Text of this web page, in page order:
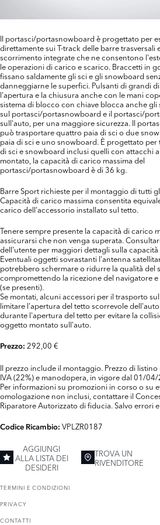
Il portasci/portasnowboard è progettato per
direttamente sui T-track delle barre trasversali
scorrimento integrate che ne consentono
le operazioni di carico e scarico. Braccetti in
fissano saldamente gli sci e gli snowboard
danneggiarne le superfici. Pulsanti di grandi
l'apertura e la chiusura anche con le mani
sistema di blocco con chiave blocca anche gli
sul portasci/portasnowboard e il portasci/
sull'auto, per una maggiore sicurezza. Il
può trasportare quattro paia di sci o due
paia di sci e uno snowboard. È progettato
di sci e snowboard inclusi quelli con attacchi
montato, la capacità di carico massima del
portasci/portasnowboard è di 36 kg.
Barre Sport richieste per il montaggio di tutti
Capacità di carico massima consentita
carico dell'accessorio installato sul tetto.
Tenere sempre presente la capacità di carico
assicurarsi che non venga superata.
dell'utente per maggiori dettagli sulla
Eventuali oggetti sovrastanti l'antenna
potrebbero schermare o ridurre la qualità del
compromettendo la ricezione del navigatore
(se presenti).
Se montati, alcuni accessori per il trasporto
limitare l'apertura del tetto scorrevole
durante l'apertura del tetto per evitare la
oggetto montato sull'auto.
Prezzo: 292,00 €
Il prezzo include il montaggio. Prezzo di
IVA (22%) e manodopera, in vigore dal 01/
Per informazioni su promozioni in corso o su
omologazione non inclusi, contattare il
Riparatore Autorizzato di fiducia. Salvo errori
Codice Ricambio: VPLZR0187
AGGIUNGI
ALLA LISTA DEI
DESIDERI
TROVA UN
RIVENDITORE
TERMINI E CONDIZIONI
PRIVACY
CONTATTI